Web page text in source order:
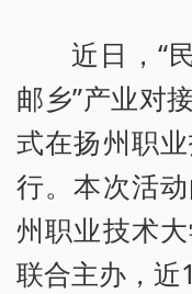
近日，“
邮乡”产业对
式在扬州职
行。本次活
州职业技术
联合主办，近